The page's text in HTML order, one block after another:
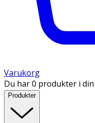
Varukorg
Du har 0 produkter i
Produkter